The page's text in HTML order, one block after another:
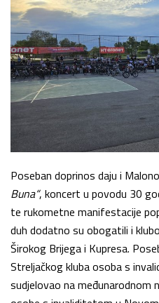
Poseban doprinos daju i
Buna“, koncert u povodu 30
te rukometne manifestacije
duh dodatno su obogatili i
Širokog Brijega i Kupresa.
Streljačkog kluba osoba s
sudjelovao na međunarodnom